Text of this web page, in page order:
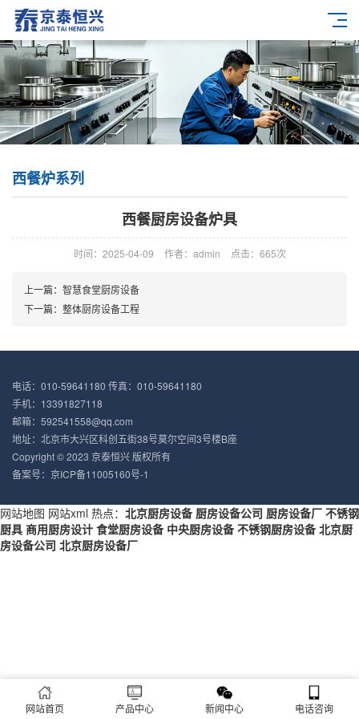
西餐炉系列
西餐厨房设备炉具
时间：2025-04-09 作者：admin 点击： 665次
上一篇： 智慧食堂厨房设备
下一篇： 整体厨房设备工程
电话：010-59641180 传真：010-59641180
手机：13391827118
邮箱：592541558@qq.com
地址：北京市大兴区科创五街38号莫尔空间3号楼B座
Copyright © 2023 京泰恒兴版权所有
备案号： 京ICP备11005160号-1
网站首页 产品中心 新闻中心 电话咨询
网站地图 网站xml 热点： 北京厨房设备 厨房设备公司 厨房设备厂 不锈钢
厨具 商用厨房设计 食堂厨房设备 中央厨房设备 不锈钢厨房设备 北京厨
房设备公司 北京厨房设备厂